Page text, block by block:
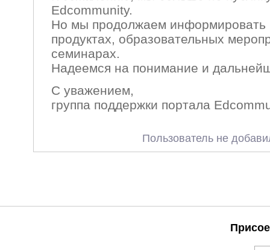
Edcommunity.
Но мы продолжаем информировать
продуктах, образовательных
семинарах.
Надеемся на понимание и
С уважением,
группа поддержки портала
Пользователь не